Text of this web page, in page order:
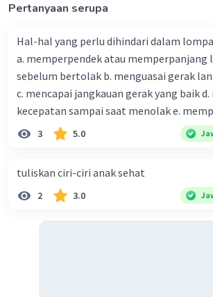
Pertanyaan serupa
Hal-hal yang perlu dihindari dalam
a. memperpendek atau
sebelum bertolak b. menguasai gerak
c. mencapai jangkauan gerak yang baik
kecepatan sampai saat menolak e.
3 5.0
tuliskan ciri-ciri anak sehat
2 3.0